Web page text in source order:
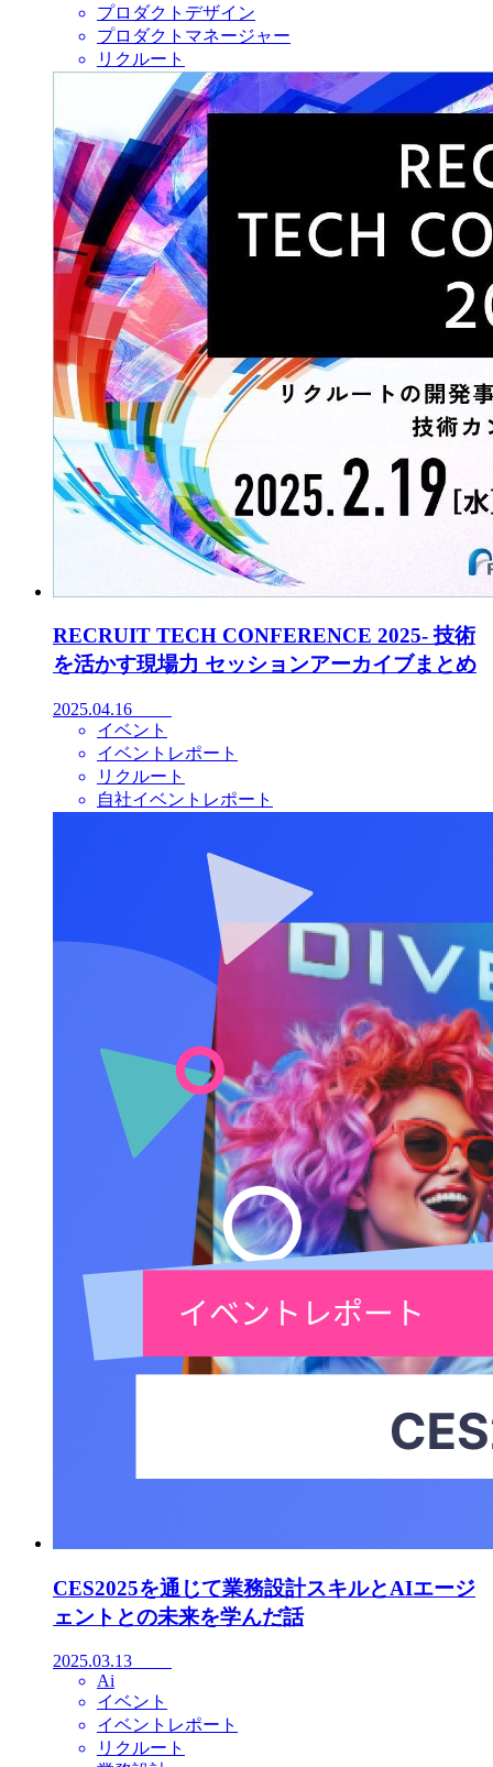
プロダクトデザイン
プロダクトマネージャー
リクルート
RECRUIT TECH CONFERENCE 2025- 技術
を活かす現場力 セッションアーカイブまとめ
2025.04.16
イベント
イベントレポート
リクルート
自社イベントレポート
CES2025を通じて業務設計スキルとAIエージ
ェントとの未来を学んだ話
2025.03.13
Ai
イベント
イベントレポート
リクルート